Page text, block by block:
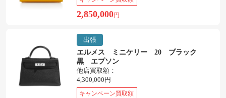
2,850,000円
出張
エルメス ミニケリー 20 ブラック
黒 エプソン
他店買取額：
4,300,000円
キャンペーン買取額